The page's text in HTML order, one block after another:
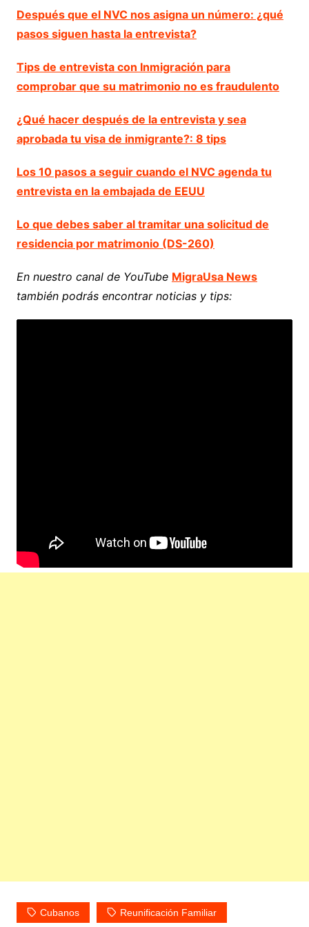
Después que el NVC nos asigna un número: ¿qué
pasos siguen hasta la entrevista?
Tips de entrevista con Inmigración para
comprobar que su matrimonio no es fraudulento
¿Qué hacer después de la entrevista y sea
aprobada tu visa de inmigrante?: 8 tips
Los 10 pasos a seguir cuando el NVC agenda tu
entrevista en la embajada de EEUU
Lo que debes saber al tramitar una solicitud de
residencia por matrimonio (DS-260)
En nuestro canal de YouTube MigraUsa News
también podrás encontrar noticias y tips:
Cubanos Reunificación Familiar